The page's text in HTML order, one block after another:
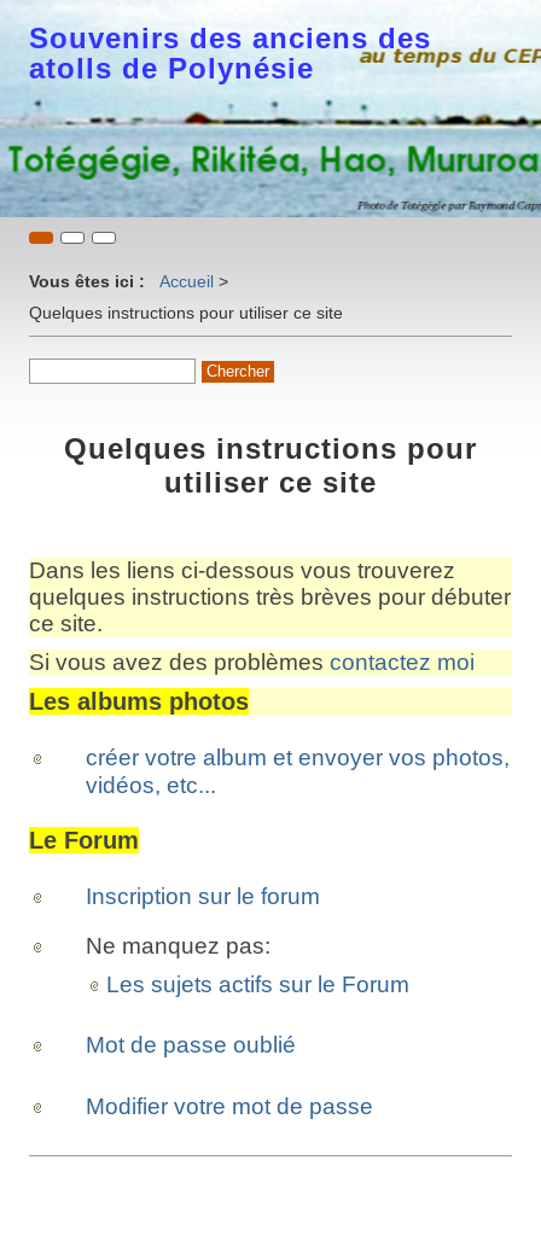
Souvenirs des anciens des
atolls de Polynésie
Vous êtes ici : Accueil >
Quelques instructions pour utiliser ce site
Quelques instructions pour
utiliser ce site
Dans les liens ci-dessous vous trouverez
quelques instructions très brèves pour débuter
ce site.
Si vous avez des problèmes contactez moi
Les albums photos
créer votre album et envoyer vos photos,
vidéos, etc...
Le Forum
Inscription sur le forum
Ne manquez pas:
Les sujets actifs sur le Forum
Mot de passe oublié
Modifier votre mot de passe